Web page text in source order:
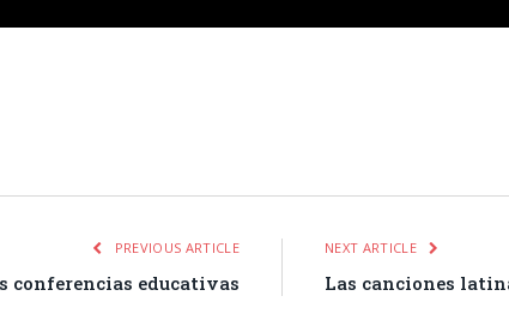
PREVIOUS ARTICLE
conferencias educativas
NEXT ARTICLE
Las canciones